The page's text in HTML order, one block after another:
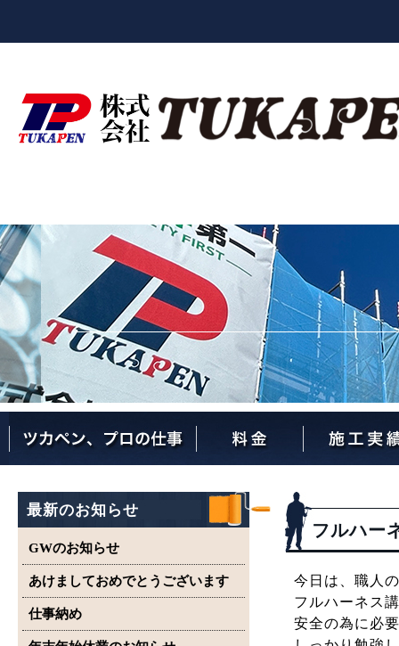
最新のお知らせ
GWのお知らせ
あけましておめでとうございます
仕事納め
フルハー
今日は、職人
フルハーネス
安全の為に必